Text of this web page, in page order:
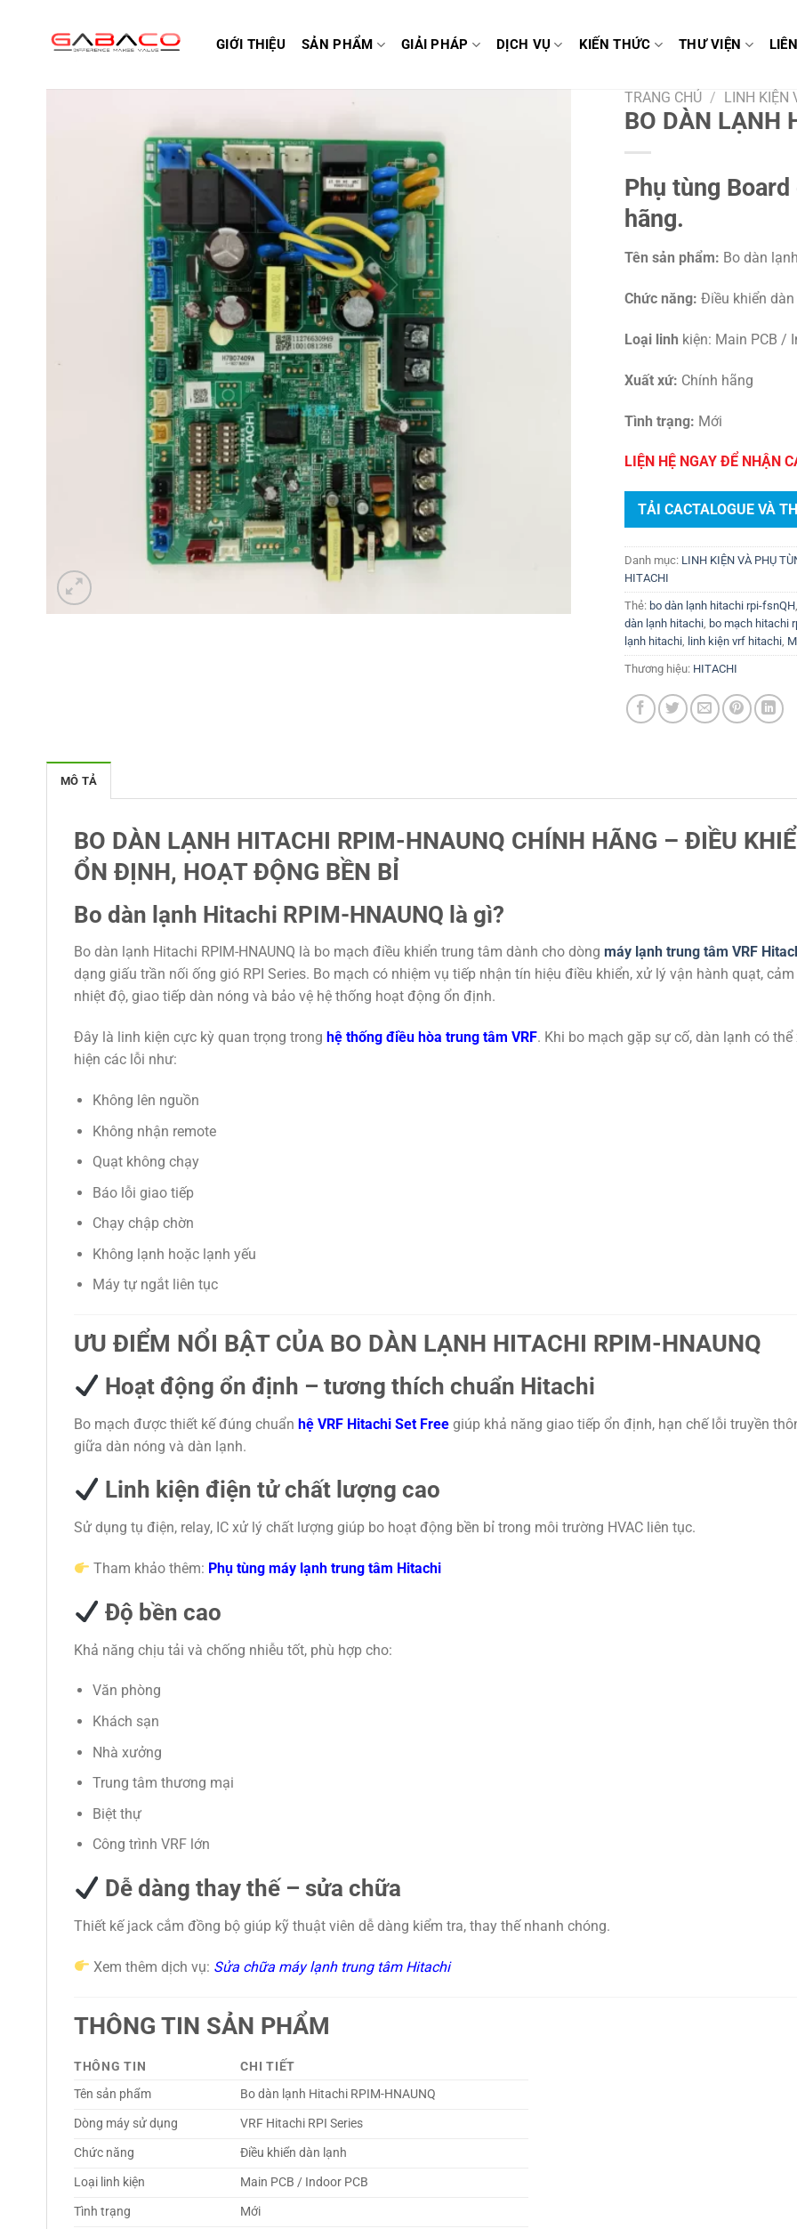
GIỚI THIỆU SẢN PHẨM GIẢI PHÁP DỊCH VỤ KIẾN THỨC THƯ VIỆN
TRANG CHỦ / LINH KIỆN
BO DÀN LẠNH
Phụ tùng
hãng.
Tên sản phẩm: Bo dàn
Chức năng: Điều khiển
Loại linh kiện: Main PCB /
Xuất xứ: Chính hãng
Tình trạng: Mới
LIỆN HỆ NGAY ĐỂ NHẬN
TẢI CACTALOGUE VÀ
Danh mục: LINH KIỆN VÀ PHỤ
HITACHI
Thẻ: bo dàn lạnh hitachi rpi-fsnQH
dàn lạnh hitachi bo mạch hitachi
lạnh hitachi
linh kiện vrf hitachi
Thương hiệu: HITACHI
MÔ TẢ
BO DÀN LẠNH HITACHI RPIM-HNAUNQ CHÍNH HÃNG – ĐIỀU
ỔN ĐỊNH, HOẠT ĐỘNG BỀN BỈ
Bo dàn lạnh Hitachi RPIM-HNAUNQ là gì?
Bo dàn lạnh Hitachi RPIM-HNAUNQ là bo mạch điều khiển trung tâm dành cho dòng máy lạnh trung tâm VRF
dạng giấu trần nối ống gió RPI Series. Bo mạch có nhiệm vụ tiếp nhận tín hiệu điều khiển, xử lý vận hành quạt,
nhiệt độ, giao tiếp dàn nóng và bảo vệ hệ thống hoạt động ổn định.
Đây là linh kiện cực kỳ quan trọng trong hệ thống điều hòa trung tâm VRF. Khi bo mạch gặp sự cố, dàn lạnh có thể
hiện các lỗi như:
Không lên nguồn
Không nhận remote
Quạt không chạy
Báo lỗi giao tiếp
Chạy chập chờn
Không lạnh hoặc lạnh yếu
Máy tự ngắt liên tục
ƯU ĐIỂM NỔI BẬT CỦA BO DÀN LẠNH HITACHI RPIM-HNAUNQ
Hoạt động ổn định – tương thích chuẩn Hitachi
Bo mạch được thiết kế đúng chuẩn hệ VRF Hitachi Set Free giúp khả năng giao tiếp ổn định, hạn chế lỗi truyền
giữa dàn nóng và dàn lạnh.
Linh kiện điện tử chất lượng cao
Sử dụng tụ điện, relay, IC xử lý chất lượng giúp bo hoạt động bền bỉ trong môi trường HVAC liên tục.
Tham khảo thêm: Phụ tùng máy lạnh trung tâm Hitachi
Độ bền cao
Khả năng chịu tải và chống nhiễu tốt, phù hợp cho:
Văn phòng
Khách sạn
Nhà xưởng
Trung tâm thương mại
Biệt thự
Công trình VRF lớn
Dễ dàng thay thế – sửa chữa
Thiết kế jack cắm đồng bộ giúp kỹ thuật viên dễ dàng kiểm tra, thay thế nhanh chóng.
Xem thêm dịch vụ: Sửa chữa máy lạnh trung tâm Hitachi
THÔNG TIN SẢN PHẨM
THÔNG TIN
CHI TIẾT
Tên sản phẩm
Bo dàn lạnh Hitachi RPIM-HNAUNQ
Dòng máy sử dụng
VRF Hitachi RPI Series
Chức năng
Điều khiển dàn lạnh
Loại linh kiện
Main PCB / Indoor PCB
Tình trạng
Mới